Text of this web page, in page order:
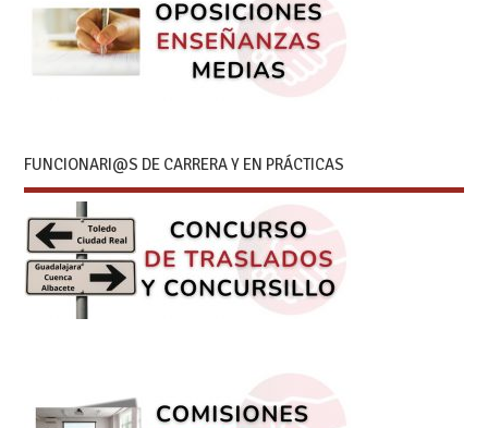
FUNCIONARI@S DE CARRERA Y EN PRÁCTICAS